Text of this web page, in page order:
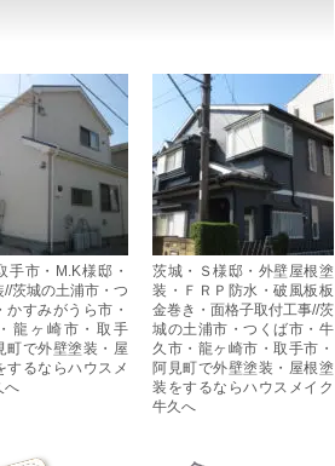
手市・M.K様邸・
//茨城の土浦市・つ
かすみがうら市・
龍ヶ崎市・取手
町で外壁塗装・屋
するならハウスメ
へ
茨城・Ｓ様邸・外壁屋根塗
装・ＦＲＰ防水・破風板板
金巻き・面格子取付工事//茨
城の土浦市・つくば市・牛
久市・龍ヶ崎市・取手市・
阿見町で外壁塗装・屋根塗
装をするならハウスメイク
牛久へ